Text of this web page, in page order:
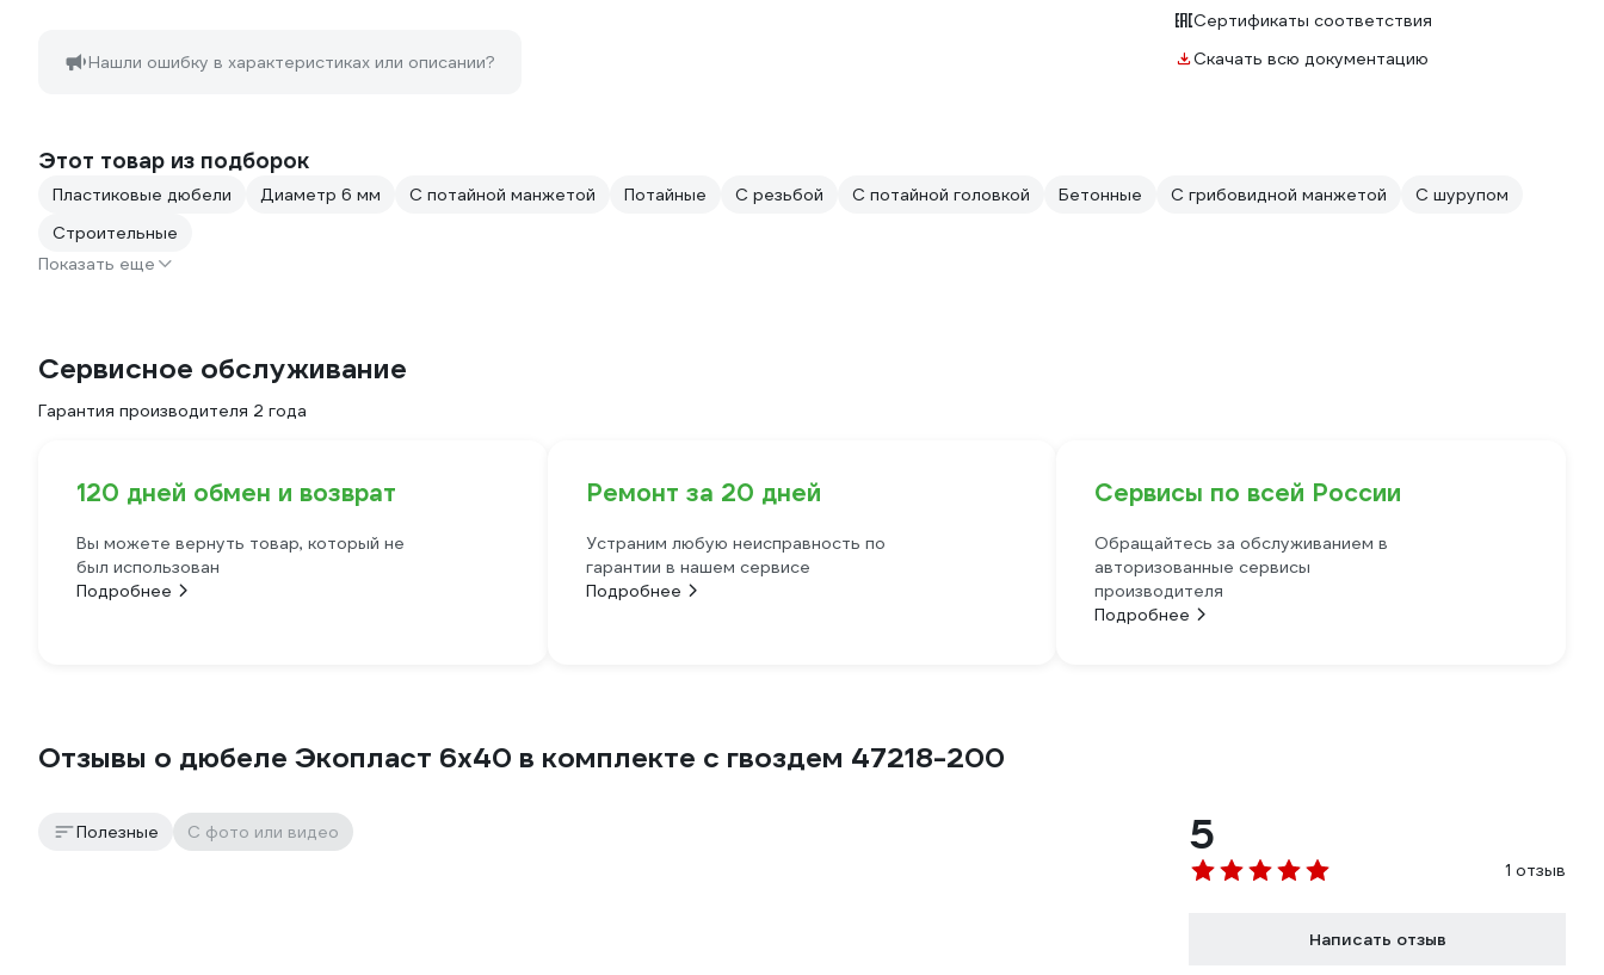
Нашли ошибку в характеристиках или описании?
Сертификаты соответствия
Скачать всю документацию
Этот товар из подборок
Пластиковые дюбели Диаметр 6 мм С потайной манжетой Потайные С резьбой С потайной головкой Бетонные С грибовидной манжетой
С шурупом
Строительные
Показать еще
Сервисное обслуживание
Гарантия производителя 2 года
120 дней обмен и возврат
Вы можете вернуть товар, который не
был использован
Подробнее
Ремонт за 20 дней
Устраним любую неисправность по
гарантии в нашем сервисе
Подробнее
Сервисы по всей России
Обращайтесь за обслуживанием в
авторизованные сервисы
производителя
Подробнее
Отзывы о дюбеле Экопласт 6х40 в комплекте с гвоздем 47218-200
5
1 отзыв
Написать отзыв
Полезные С фото или видео